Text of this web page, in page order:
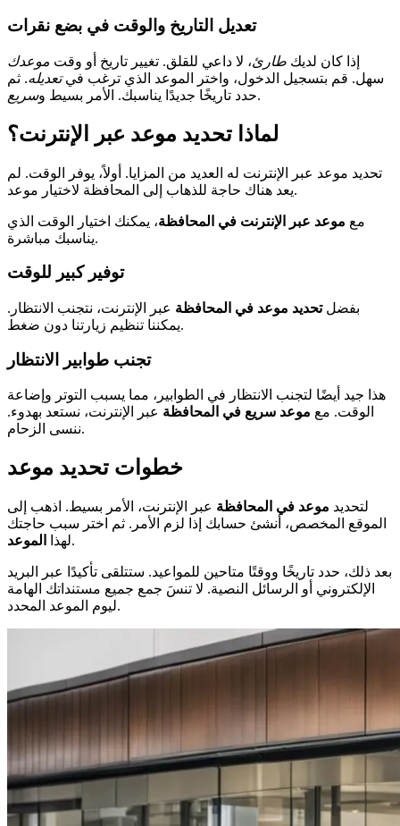
تعديل التاريخ والوقت في بضع نقرات
إذا كان لديك طارئ، لا داعي للقلق. تغيير تاريخ أو وقت موعدك
سهل. قم بتسجيل الدخول، واختر الموعد الذي ترغب فيتعديله. ثم
حدد تاريخًا جديدًا يناسبك. الأمر بسيط وسريع .
لماذا تحديد موعد عبر الإنترنت؟
تحديد موعد عبر الإنترنت له العديد من المزايا. أولاً، يوفر الوقت. لم
يعد هناك حاجة للذهاب إلى المحافظة لاختيار موعد.
مع موعد عبر الإنترنت في المحافظة، يمكنك اختيار الوقت الذي
يناسبك مباشرة.
توفير كبير للوقت
بفضلتحديد موعد في المحافظة عبر الإنترنت، نتجنب الانتظار.
يمكننا تنظيم زيارتنا دون ضغط.
تجنب طوابير الانتظار
هذا جيد أيضًا لتجنب الانتظار في الطوابير، مما يسبب التوتر وإضاعة
الوقت. مع موعد سريع في المحافظة عبر الإنترنت، نستعد بهدوء.
ننسى الزحام.
خطوات تحديد موعد
لتحديد موعد في المحافظة عبر الإنترنت، الأمر بسيط. اذهب إلى
الموقع المخصص، أنشئ حسابك إذا لزم الأمر. ثم اختر سبب حاجتك
لهذا
الموعد .
بعد ذلك، حدد تاريخًا ووقتًا متاحين للمواعيد. ستتلقى تأكيدًا عبر البريد
الإلكتروني أو الرسائل النصية. لا تنسَ جمع جميع مستنداتك الهامة
ليوم الموعد المحدد.